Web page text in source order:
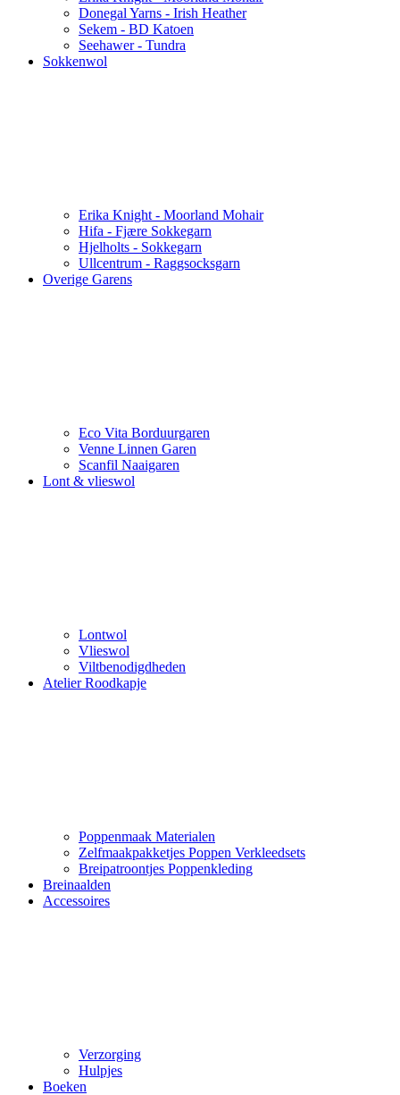
Donegal Yarns - Irish Heather
Sekem - BD Katoen
Seehawer - Tundra
Sokkenwol
Erika Knight - Moorland Mohair
Hifa - Fjære Sokkegarn
Hjelholts - Sokkegarn
Ullcentrum - Raggsocksgarn
Overige Garens
Eco Vita Borduurgaren
Venne Linnen Garen
Scanfil Naaigaren
Lont & vlieswol
Lontwol
Vlieswol
Viltbenodigdheden
Atelier Roodkapje
Poppenmaak Materialen
Zelfmaakpakketjes Poppen Verkleedsets
Breipatroontjes Poppenkleding
Breinaalden
Accessoires
Verzorging
Hulpjes
Boeken